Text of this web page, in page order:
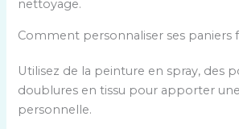
nettoyage.
Comment personnaliser ses paniers
Utilisez de la peinture en spray, des
doublures en tissu pour apporter
personnelle.